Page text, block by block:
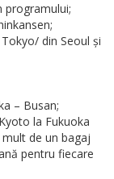
programului;
din Seoul și
– Busan;
la Fukuoka
de un bagaj
pentru fiecare